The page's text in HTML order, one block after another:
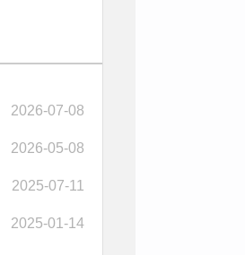
2026-07-08
2026-05-08
2025-07-11
2025-01-14